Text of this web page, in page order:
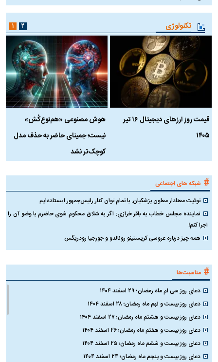
تکنولوژی
قیمت روز ارز‌های دیجیتال ۱۶ تیر
۱۴۰۵
هوش مصنوعی «هم‌نوع‌کُش»
نیست؛ جمینای حاضر به حذف مدل
کوچک‌تر نشد
۱ ۲
# شبکه های اجتماعی
توئیت معنادار معاون پزشکیان: با تمام توان کنار رئیس‌جمهور ایستاده‌ایم
نماینده مجلس خطاب به باقر خرازی: اگر به شلاق محکوم شوی حاضرم با وضو آن را
اجرا کنم!
همه چیز درباره عروسی کریستینو رونالدو و جورجیا رودریگس
# مناسبت‌ها
دعای روز سی ام ماه رمضان؛ ۲۹ اسفند ۱۴۰۴
دعای روز بیست و نهم ماه رمضان؛ ۲۸ اسفند ۱۴۰۴
دعای روز بیست و هشتم ماه رمضان؛ ۲۷ اسفند ۱۴۰۴
دعای روز بیست و هفتم ماه رمضان؛ ۲۶ اسفند ۱۴۰۴
دعای روز بیست و ششم ماه رمضان؛ ۲۵ اسفند ۱۴۰۴
دعای روز بیست و پنجم ماه رمضان؛ ۲۴ اسفند ۱۴۰۴